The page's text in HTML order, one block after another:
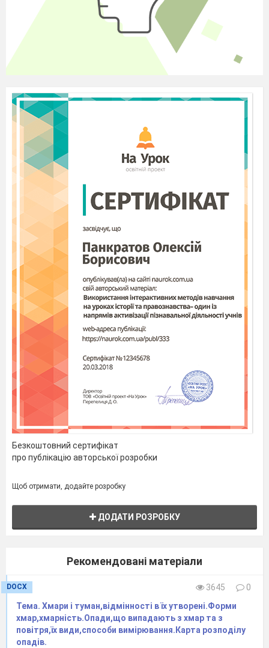
Безкоштовний сертифікат
про публікацію авторської розробки
Щоб отримати, додайте розробку
ДОДАТИ РОЗРОБКУ
Рекомендовані матеріали
DOCX 3645
0
Тема. Хмари і туман,відмінності в їх утворені.Форми
хмар,хмарність.Опади,що випадають з хмар та з
повітря,їх види,способи вимірювання.Карта розподілу
опадів.